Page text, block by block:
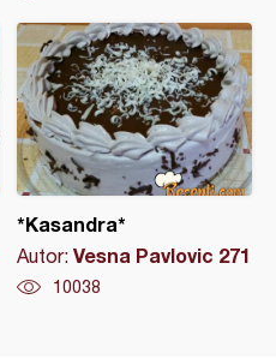
*Kasandra*
Autor: Vesna Pavlovic 271
10038